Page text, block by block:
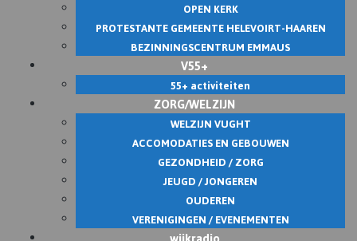
OPEN KERK
PROTESTANTE GEMEENTE HELEVOIRT-HAAREN
BEZINNINGSCENTRUM EMMAUS
V55+
55+ activiteiten
ZORG/WELZIJN
WELZIJN VUGHT
ACCOMODATIES EN GEBOUWEN
GEZONDHEID / ZORG
JEUGD / JONGEREN
OUDEREN
VERENIGINGEN / EVENEMENTEN